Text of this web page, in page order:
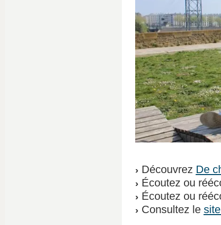
Découvrez De
Écoutez ou
Écoutez ou
Consultez le